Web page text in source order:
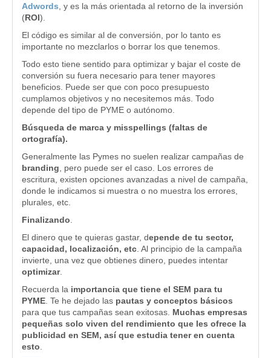
Adwords , y es la más orientada al retorno de la inversión
(ROI).
El código es similar al de conversión, por lo tanto es
importante no mezclarlos o borrar los que tenemos.
Todo esto tiene sentido para optimizar y bajar el coste de
conversión su fuera necesario para tener mayores
beneficios. Puede ser que con poco presupuesto
cumplamos objetivos y no necesitemos más. Todo
depende del tipo de PYME o autónomo.
Búsqueda de marca y misspellings (faltas de
ortografía).
Generalmente las Pymes no suelen realizar campañas de
branding , pero puede ser el caso. Los errores de
escritura, existen opciones avanzadas a nivel de campaña,
donde le indicamos si muestra o no muestra los errores,
plurales, etc.
Finalizando
El dinero que te quieras gastar, depende de tu sector,
capacidad, localización, etc . Al principio de la campaña
invierte, una vez que obtienes dinero, puedes intentar
optimizar.
Recuerda la importancia que tiene el SEM para tu
PYME . Te he dejado las pautas y conceptos básicos
para que tus campañas sean exitosas. Muchas empresas
pequeñas solo viven del rendimiento que les ofrece la
publicidad en SEM, así que estudia tener en cuenta
esto